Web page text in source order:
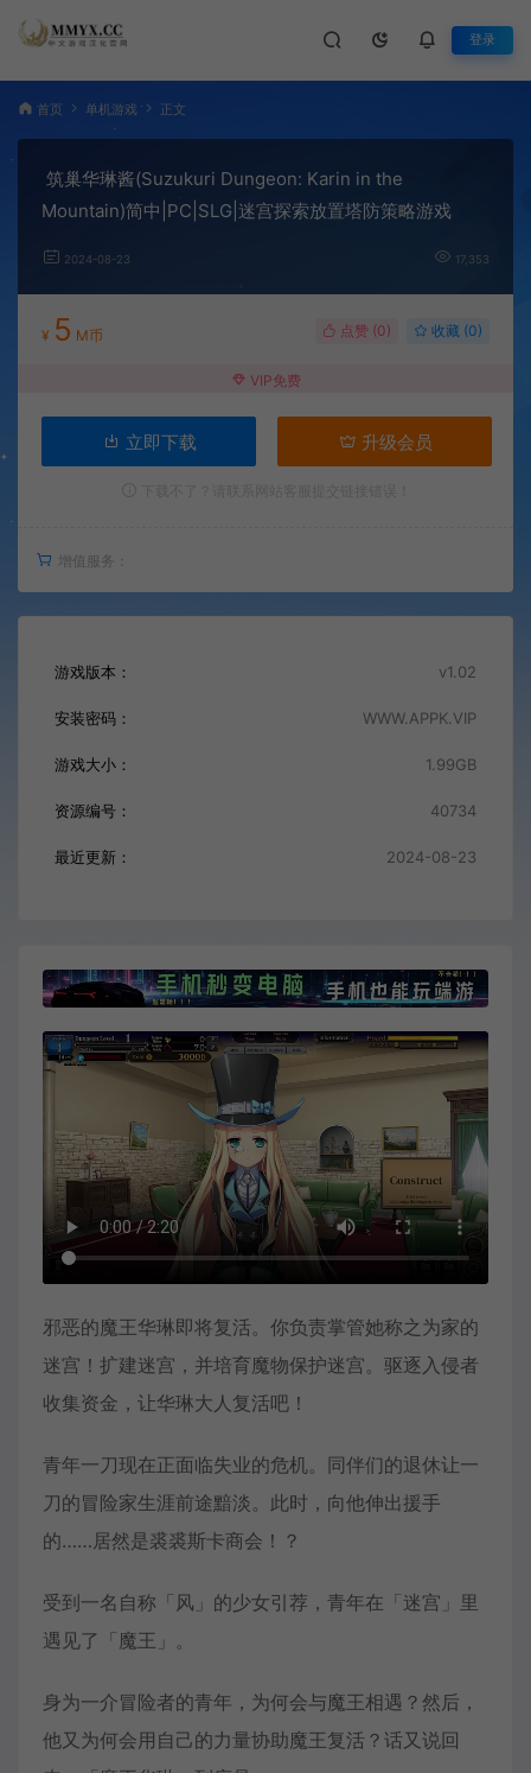
登录
首页 单机游戏 正文
筑巢华琳酱(Suzukuri Dungeon: Karin in the
Mountain)简中|PC|SLG|迷宫探索放置塔防策略游戏
2024-08-23 17,353
¥ 5 M币 点赞 (0) 收藏 (0)
VIP免费
立即下载 升级会员
增值服务：
游戏版本： v1.02
安装密码： WWW.APPK.VIP
游戏大小： 1.99GB
资源编号： 40734
最近更新： 2024-08-23
邪恶的魔王华琳即将复活。你负责掌管她称之为家的
迷宫！扩建迷宫，并培育魔物保护迷宫。驱逐入侵者
收集资金，让华琳大人复活吧！
青年一刀现在正面临失业的危机。同伴们的退休让一
刀的冒险家生涯前途黯淡。此时，向他伸出援手
的……居然是裘裘斯卡商会！？
受到一名自称「风」的少女引荐，青年在「迷宫」里
遇见了「魔王」。
身为一介冒险者的青年，为何会与魔王相遇？然后，
他又为何会用自己的力量协助魔王复活？话又说回